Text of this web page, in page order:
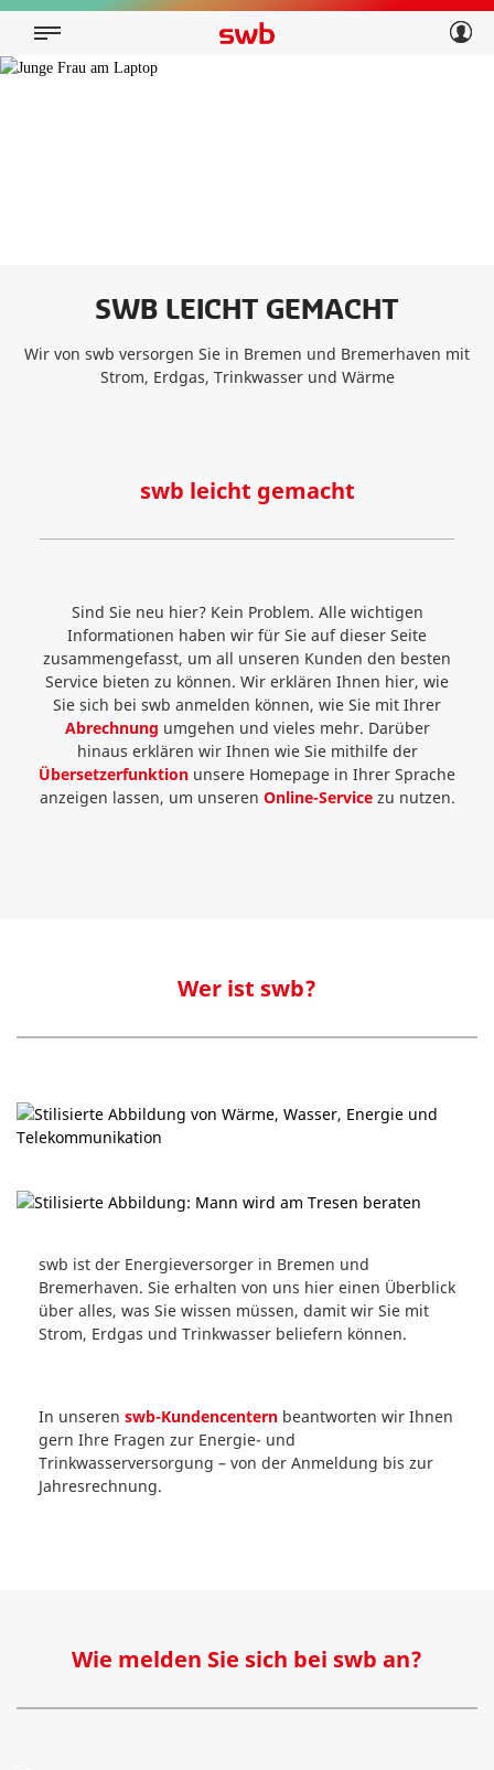
Privatkunden
Geschäftskunden
SWB LEICHT GEMACHT
Wir von swb versorgen Sie in Bremen und Bremerhaven mit
Strom, Erdgas, Trinkwasser und Wärme
swb leicht gemacht
Sind Sie neu hier? Kein Problem. Alle wichtigen
Informationen haben wir für Sie auf dieser Seite
zusammengefasst, um all unseren Kunden den besten
Service bieten zu können. Wir erklären Ihnen hier, wie
Sie sich bei swb anmelden können, wie Sie mit Ihrer
Abrechnung umgehen und vieles mehr. Darüber
hinaus erklären wir Ihnen wie Sie mithilfe der
Übersetzerfunktion unsere Homepage in Ihrer Sprache
anzeigen lassen, um unseren Online-Servicezu nutzen.
Wer ist swb?
swb ist der Energieversorger in Bremen und
Bremerhaven. Sie erhalten von uns hier einen Überblick
über alles, was Sie wissen müssen, damit wir Sie mit
Strom, Erdgas und Trinkwasser beliefern können.
In unseren swb-Kundencentern beantworten wir Ihnen
gern Ihre Fragen zur Energie- und
Trinkwasserversorgung – von der Anmeldung bis zur
Jahresrechnung.
Wie melden Sie sich bei swb an?